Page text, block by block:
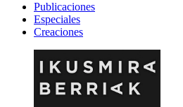
Publicaciones
Especiales
Creaciones